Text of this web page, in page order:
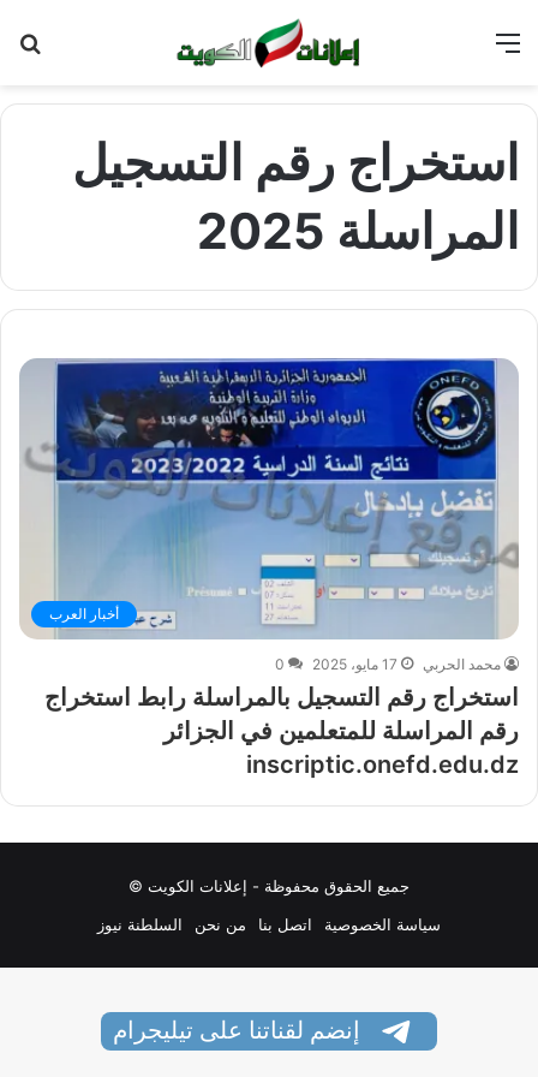
استخراج رقم التسجيل
المراسلة 2025
أخبار العرب
محمد الحربي 17 مايو، 2025 0
استخراج رقم التسجيل بالمراسلة رابط استخراج
رقم المراسلة للمتعلمين في الجزائر
inscriptic.onefd.edu.dz
جميع الحقوق محفوظة - إعلانات الكويت ©
سياسة الخصوصية
اتصل بنا من نحن السلطنة نيوز
إنضم لقناتنا على تيليجرام